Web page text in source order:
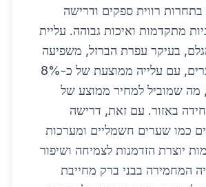
בתחרות רווית ספקים ודרישה
מתקדמות ואיכות גבוהה. עליית
בעיקר עפרת הברזל, משפיעה
על מחירי השערים, עם עלייה ממוצעת של כ-8%
מה שמוביל למחיר ממוצע של
₪ ליחידה באזור. עם זאת, דרישה
כמו שערים חשמליים ומערכות
יוצרת הזדמנות לצמיחה ושיפור
המחמירה בבני ברק מחייבת